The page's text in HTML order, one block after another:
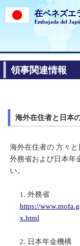
在ベネズエ
Embajada del
領事関連情報
海外在住者と日本
海外在住者の 方々
外務省および日本年
い。
外務省
https://
x.html
日本年金機